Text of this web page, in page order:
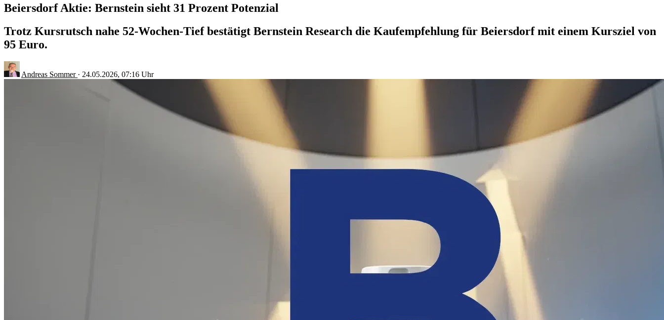
Beiersdorf Aktie: Bernstein sieht 31 Prozent Potenzial
Trotz Kursrutsch nahe 52-Wochen-Tief bestätigt Bernstein Research die Kaufempfehlung für Beiersdorf mit einem Kursziel von
95 Euro.
Andreas Sommer · 24.05.2026, 07:16 Uhr